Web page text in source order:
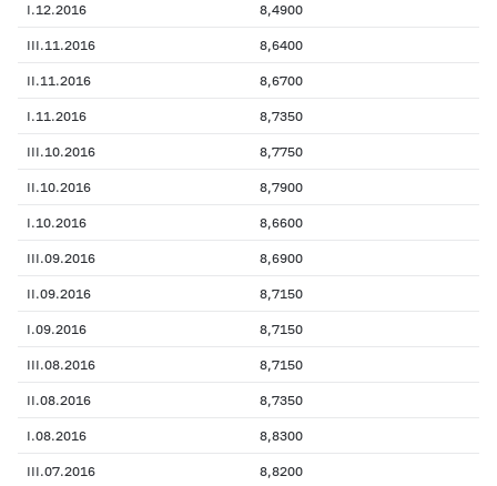
I.12.2016 8,4900
III.11.2016 8,6400
II.11.2016 8,6700
I.11.2016 8,7350
III.10.2016 8,7750
II.10.2016 8,7900
I.10.2016 8,6600
III.09.2016 8,6900
II.09.2016 8,7150
I.09.2016 8,7150
III.08.2016 8,7150
II.08.2016 8,7350
I.08.2016 8,8300
III.07.2016 8,8200